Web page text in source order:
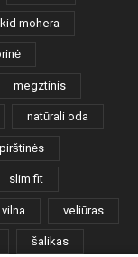
kid mohera
megztinis
natūrali oda
pirštinės
slim fit
veliūras
šalikas